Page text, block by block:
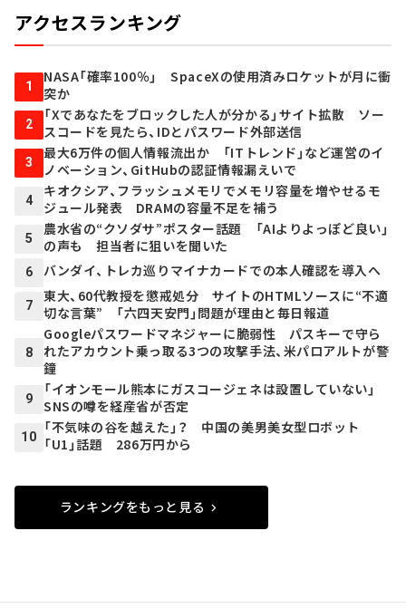
アクセスランキング
1
NASA「確率100％」 SpaceXの使用済みロケットが月に衝
突か
2
「Xであなたをブロックした人が分かる」サイト拡散 ソー
スコードを見たら、IDとパスワード外部送信
3
最大6万件の個人情報流出か 「ITトレンド」など運営のイ
ノベーション、GitHubの認証情報漏えいで
4
キオクシア、フラッシュメモリでメモリ容量を増やせるモ
ジュール発表 DRAMの容量不足を補う
5
農水省の“クソダサ”ポスター話題 「AIよりよっぽど良い」
の声も 担当者に狙いを聞いた
6 バンダイ、トレカ巡りマイナカードでの本人確認を導入へ
7
東大、60代教授を懲戒処分 サイトのHTMLソースに“不適
切な言葉” 「六四天安門」問題が理由と毎日報道
8
Googleパスワードマネジャーに脆弱性 パスキーで守ら
れたアカウント乗っ取る3つの攻撃手法、米パロアルトが警
鐘
9
「イオンモール熊本にガスコージェネは設置していない」
SNSの噂を経産省が否定
10
「不気味の谷を越えた」？ 中国の美男美女型ロボット
「U1」話題 286万円から
ランキングをもっと見る